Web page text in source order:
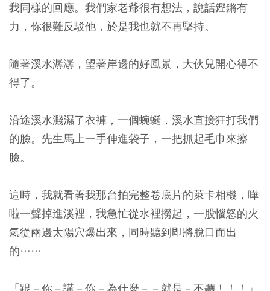
我同樣的回應。我們家老爺很有想法，說話鏗鏘有
力，你很難反駁他，於是我也就不再堅持。
隨著溪水潺潺，望著岸邊的好風景，大伙兒開心得不
得了。
沿途溪水濺濕了衣褲，一個蜿蜒，溪水直接狂打我們
的臉。先生馬上一手伸進袋子，一把抓起毛巾來擦
臉。
這時，我就看著我那台拍完整卷底片的萊卡相機，嘩
啦一聲掉進溪裡，我急忙從水裡撈起，一股惱怒的火
氣從兩邊太陽穴爆出來，同時聽到即將脫口而出
的……